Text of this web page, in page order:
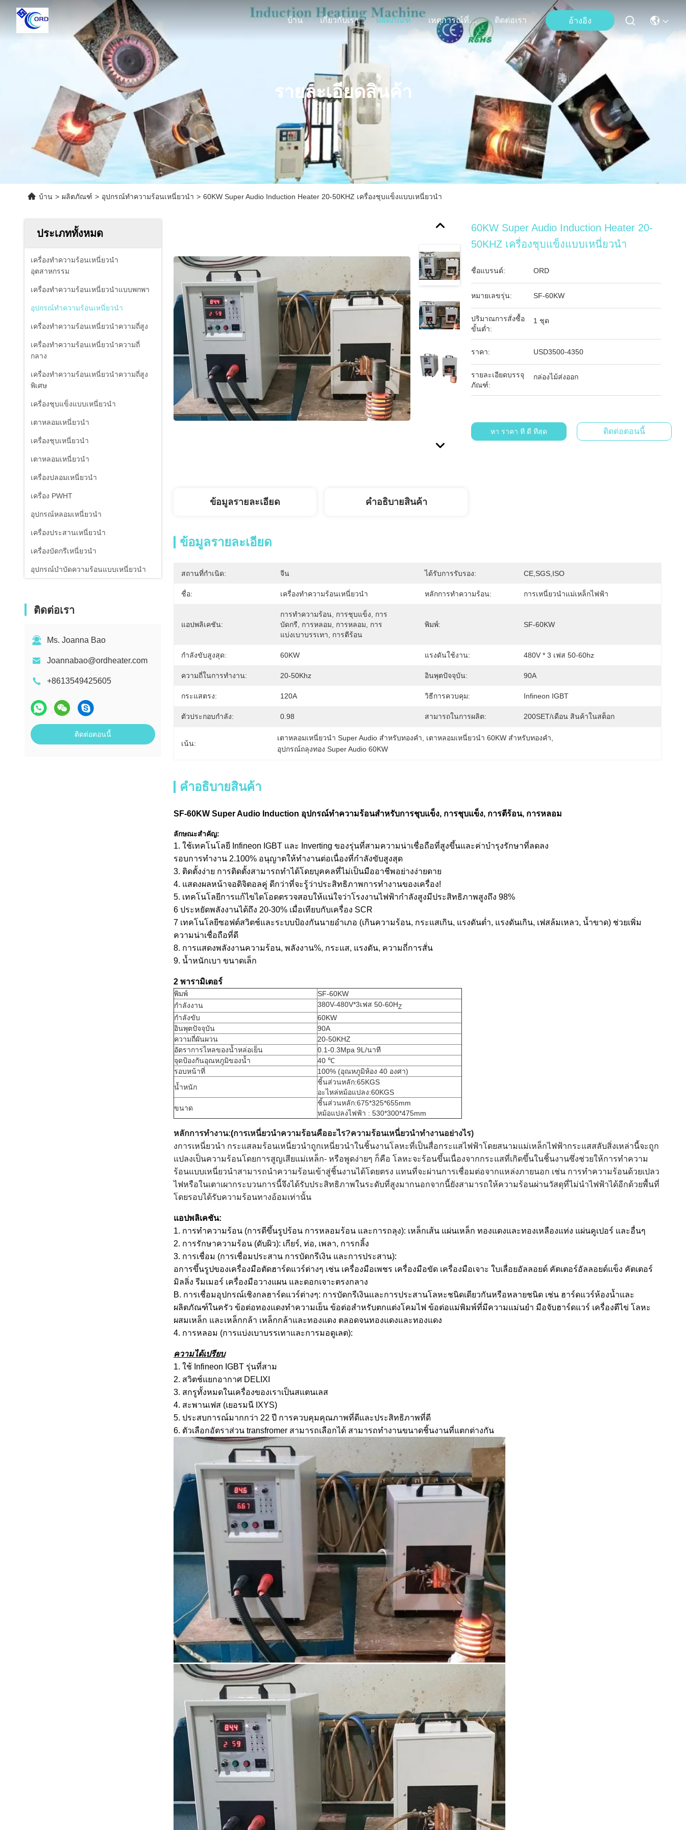
บ้าน เกี่ยวกับเรา ผลิตภัณฑ์ เหตุการณ์ที่เกิดขึ้น ติดต่อเรา อ้างอิง
รายละเอียดสินค้า
บ้าน > ผลิตภัณฑ์ > อุปกรณ์ทำความร้อนเหนี่ยวนำ > 60KW Super Audio Induction Heater 20-50KHZ เครื่องชุบแข็งแบบเหนี่ยวนำ
ประเภททั้งหมด
เครื่องทำความร้อนเหนี่ยวนำ
อุตสาหกรรม
เครื่องทำความร้อนเหนี่ยวนำแบบพกพา
อุปกรณ์ทำความร้อนเหนี่ยวนำ
เครื่องทำความร้อนเหนี่ยวนำความถี่สูง
เครื่องทำความร้อนเหนี่ยวนำความถี่
กลาง
เครื่องทำความร้อนเหนี่ยวนำความถี่สูง
พิเศษ
เครื่องชุบแข็งแบบเหนี่ยวนำ
เตาหลอมเหนี่ยวนำ
เครื่องชุบเหนี่ยวนำ
เตาหลอมเหนี่ยวนำ
เครื่องปลอมเหนี่ยวนำ
เครื่อง PWHT
อุปกรณ์หลอมเหนี่ยวนำ
เครื่องประสานเหนี่ยวนำ
เครื่องบัดกรีเหนี่ยวนำ
อุปกรณ์บำบัดความร้อนแบบเหนี่ยวนำ
เครื่องวัดอุณหภูมิอินฟราเรด
ติดต่อเรา
Ms. Joanna Bao
Joannabao@ordheater.com
+8613549425605
ติดต่อตอนนี้
60KW Super Audio Induction Heater 20-
50KHZ เครื่องชุบแข็งแบบเหนี่ยวนำ
ชื่อแบรนด์: ORD
หมายเลขรุ่น: SF-60KW
ปริมาณการสั่งซื้อ
ขั้นต่ำ:
1 ชุด
ราคา: USD3500-4350
รายละเอียดบรรจุ
ภัณฑ์:
กล่องไม้ส่งออก
หา ราคา ที่ ดี ที่สุด ติดต่อตอนนี้
ข้อมูลรายละเอียด คำอธิบายสินค้า
ข้อมูลรายละเอียด
สถานที่กำเนิด: จีน ได้รับการรับรอง: CE,SGS,ISO
ชื่อ: เครื่องทำความร้อนเหนี่ยวนำ หลักการทำความร้อน: การเหนี่ยวนำแม่เหล็กไฟฟ้า
แอปพลิเคชัน:
การทำความร้อน, การชุบแข็ง, การ
บัดกรี, การหลอม, การหลอม, การ
แบ่งเบาบรรเทา, การตีร้อน
พิมพ์: SF-60KW
กำลังขับสูงสุด: 60KW แรงดันใช้งาน: 480V * 3 เฟส 50-60hz
ความถี่ในการทำงาน: 20-50Khz อินพุตปัจจุบัน: 90A
กระแสตรง: 120A วิธีการควบคุม: Infineon IGBT
ตัวประกอบกำลัง: 0.98 สามารถในการผลิต: 200SET/เดือน สินค้าในสต็อก
เน้น:
เตาหลอมเหนี่ยวนำ Super Audio สำหรับทองคำ เตาหลอมเหนี่ยวนำ 60KW สำหรับทองคำ
อุปกรณ์ถลุงทอง Super Audio 60KW
คำอธิบายสินค้า
SF-60KW Super Audio Induction อุปกรณ์ทำความร้อนสำหรับการชุบแข็ง, การชุบแข็ง, การตีร้อน, การหลอม
ลักษณะสำคัญ:
1. ใช้เทคโนโลยี Infineon IGBT และ Inverting ของรุ่นที่สามความน่าเชื่อถือที่สูงขึ้นและค่าบำรุงรักษาที่ลดลง
รอบการทำงาน 2.100% อนุญาตให้ทำงานต่อเนื่องที่กำลังขับสูงสุด
3. ติดตั้งง่าย การติดตั้งสามารถทำได้โดยบุคคลที่ไม่เป็นมืออาชีพอย่างง่ายดาย
4. แสดงผลหน้าจอดิจิตอลคู่ ดีกว่าที่จะรู้ว่าประสิทธิภาพการทำงานของเครื่อง!
5. เทคโนโลยีการแก้ไขไดโอดตรวจสอบให้แน่ใจว่าโรงงานไฟฟ้ากำลังสูงมีประสิทธิภาพสูงถึง 98%
6 ประหยัดพลังงานได้ถึง 20-30% เมื่อเทียบกับเครื่อง SCR
7 เทคโนโลยีซอฟต์สวิตช์และระบบป้องกันนายอำเภอ (เกินความร้อน, กระแสเกิน, แรงดันต่ำ, แรงดันเกิน, เฟสล้มเหลว, น้ำขาด) ช่วยเพิ่ม
ความน่าเชื่อถือที่ดี
8. การแสดงพลังงานความร้อน, พลังงาน%, กระแส, แรงดัน, ความถี่การสั่น
9. น้ำหนักเบา ขนาดเล็ก
2 พารามิเตอร์
พิมพ์
SF-60KW
กำลังงาน
380V-480V*3เฟส 50-60HZ
กำลังขับ
60KW
อินพุตปัจจุบัน
90A
ความถี่ผันผวน
20-50KHZ
อัตราการไหลของน้ำหล่อเย็น
0.1-0.3Mpa 9L/นาที
จุดป้องกันอุณหภูมิของน้ำ
40 ℃
รอบหน้าที่
100% (อุณหภูมิห้อง 40 องศา)
น้ำหนัก
ชิ้นส่วนหลัก:65KGS
อะไหล่หม้อแปลง:60KGS
ขนาด
ชิ้นส่วนหลัก:675*325*655mm
หม้อแปลงไฟฟ้า : 530*300*475mm
หลักการทำงาน:(การเหนี่ยวนำความร้อนคืออะไร?ความร้อนเหนี่ยวนำทำงานอย่างไร)
งการเหนี่ยวนำ กระแสลมร้อนเหนี่ยวนำถูกเหนี่ยวนำในชิ้นงานโลหะที่เป็นสื่อกระแสไฟฟ้าโดยสนามแม่เหล็กไฟฟ้ากระแสสลับสิ่งเหล่านี้จะถูก
แปลงเป็นความร้อนโดยการสูญเสียแม่เหล็ก- หรือพูดง่ายๆ ก็คือ โลหะจะร้อนขึ้นเนื่องจากกระแสที่เกิดขึ้นในชิ้นงานซึ่งช่วยให้การทำความ
ร้อนแบบเหนี่ยวนำสามารถนำความร้อนเข้าสู่ชิ้นงานได้โดยตรง แทนที่จะผ่านการเชื่อมต่อจากแหล่งภายนอก เช่น การทำความร้อนด้วยเปลว
ไฟหรือในเตาเผากระบวนการนี้จึงได้รับประสิทธิภาพในระดับที่สูงมากนอกจากนี้ยังสามารถให้ความร้อนผ่านวัสดุที่ไม่นำไฟฟ้าได้อีกด้วยพื้นที่
โดยรอบได้รับความร้อนทางอ้อมเท่านั้น
แอปพลิเคชัน:
1. การทำความร้อน (การตีขึ้นรูปร้อน การหลอมร้อน และการถลุง): เหล็กเส้น แผ่นเหล็ก ทองแดงและทองเหลืองแท่ง แผ่นคูเปอร์ และอื่นๆ
2. การรักษาความร้อน (ดับผิว): เกียร์, ท่อ, เพลา, การกลิ้ง
3. การเชื่อม (การเชื่อมประสาน การบัดกรีเงิน และการประสาน):
อการขึ้นรูปของเครื่องมือตัดฮาร์ดแวร์ต่างๆ เช่น เครื่องมือเพชร เครื่องมือขัด เครื่องมือเจาะ ใบเลื่อยอัลลอยด์ คัตเตอร์อัลลอยด์แข็ง คัตเตอร์
มิลลิ่ง รีมเมอร์ เครื่องมือวางแผน และดอกเจาะตรงกลาง
B. การเชื่อมอุปกรณ์เชิงกลฮาร์ดแวร์ต่างๆ: การบัดกรีเงินและการประสานโลหะชนิดเดียวกันหรือหลายชนิด เช่น ฮาร์ดแวร์ห้องน้ำและ
ผลิตภัณฑ์ในครัว ข้อต่อทองแดงทำความเย็น ข้อต่อสำหรับตกแต่งโคมไฟ ข้อต่อแม่พิมพ์ที่มีความแม่นยำ มือจับฮาร์ดแวร์ เครื่องตีไข่ โลหะ
ผสมเหล็ก และเหล็กกล้า เหล็กกล้าและทองแดง ตลอดจนทองแดงและทองแดง
4. การหลอม (การแบ่งเบาบรรเทาและการมอดูเลต):
ความได้เปรียบ
1. ใช้ Infineon IGBT รุ่นที่สาม
2. สวิตช์แยกอากาศ DELIXI
3. สกรูทั้งหมดในเครื่องของเราเป็นสแตนเลส
4. สะพานเฟส (เยอรมนี IXYS)
5. ประสบการณ์มากกว่า 22 ปี การควบคุมคุณภาพที่ดีและประสิทธิภาพที่ดี
6. ตัวเลือกอัตราส่วน transfromer สามารถเลือกได้ สามารถทำงานขนาดชิ้นงานที่แตกต่างกัน